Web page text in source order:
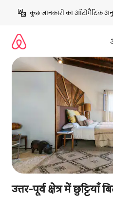
छोड़कर
कॉन्टेंट
कुछ जानकारी का ऑटोमैटिक
उत्तर-पूर्व क्षेत्र में